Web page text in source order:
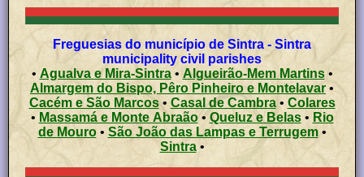
Freguesias do município de Sintra - Sintra
municipality civil parishes
• Agualva e Mira-Sintra• Algueirão-Mem Martins•
Almargem do Bispo, Pêro Pinheiro e Montelavar •
Cacém e São Marcos• Casal de Cambra• Colares
• Massamá e Monte Abraão• Queluz e Belas• Rio
de Mouro• São João das Lampas e Terrugem•
Sintra•